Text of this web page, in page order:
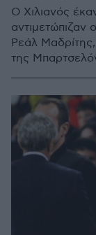
Ο Χιλιανός
αντιμετώπιζαν
Ρεάλ
της